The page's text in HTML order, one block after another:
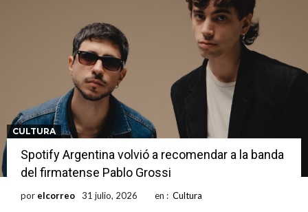
CULTURA
Spotify Argentina volvió a recomendar a la banda
del firmatense Pablo Grossi
por elcorreo 31 julio, 2026 en : Cultura